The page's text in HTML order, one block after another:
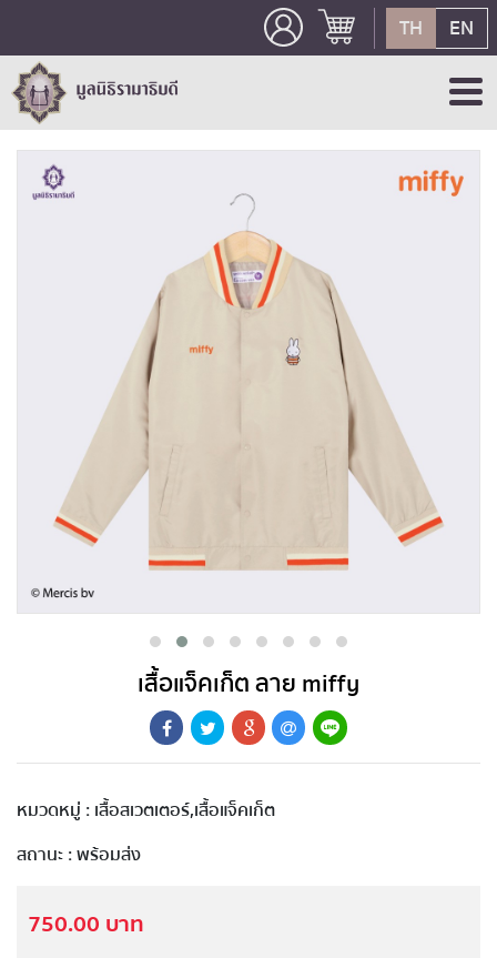
TH EN
เสื้อแจ็คเก็ต ลาย miffy
หมวดหมู่ : เสื้อสเวตเตอร์,เสื้อแจ็คเก็ต
สถานะ : พร้อมส่ง
750.00 บาท